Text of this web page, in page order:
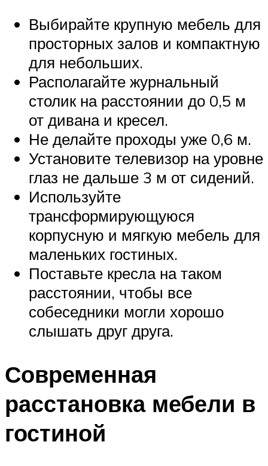
Выбирайте крупную мебель для
просторных залов и компактную
для небольших.
Располагайте журнальный
столик на расстоянии до 0,5 м
от дивана и кресел.
Не делайте проходы уже 0,6 м.
Установите телевизор на уровне
глаз не дальше 3 м от сидений.
Используйте
трансформирующуюся
корпусную и мягкую мебель для
маленьких гостиных.
Поставьте кресла на таком
расстоянии, чтобы все
собеседники могли хорошо
слышать друг друга.
Современная
расстановка мебели в
гостиной